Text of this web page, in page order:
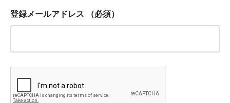
登録メールアドレス （必須）